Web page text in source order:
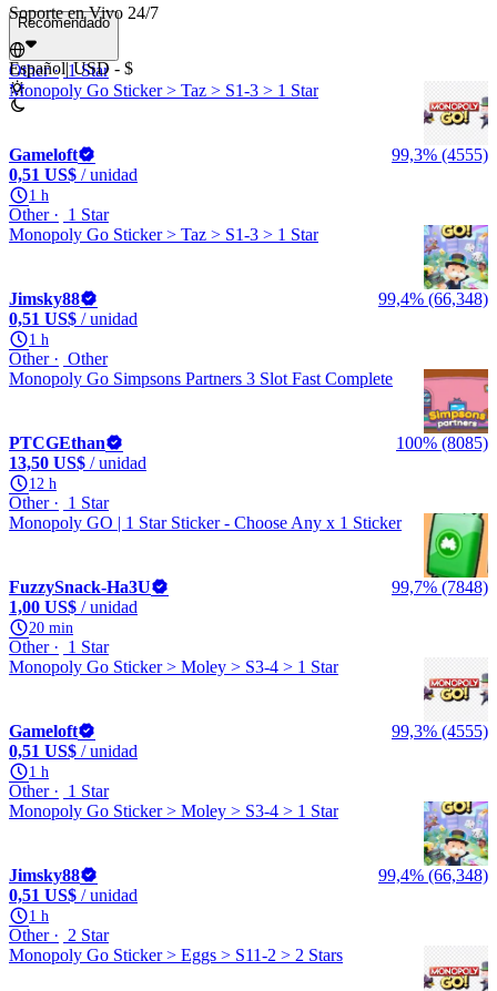
Soporte en Vivo 24/7
Español|USD - $
Recomendado
Other 1 Star
Monopoly Go Sticker > Taz > S1-3 > 1 Star
Gameloft
99,3% (4555)
0,51 US$ / unidad
1 h
Other
1 Star
Monopoly Go Sticker > Taz > S1-3 > 1 Star
Jimsky88
99,4% (66,348)
0,51 US$ / unidad
1 h
Other
Other
Monopoly Go Simpsons Partners 3 Slot Fast Complete
PTCGEthan
100% (8085)
13,50 US$ / unidad
12 h
Other
1 Star
Monopoly GO | 1 Star Sticker - Choose Any x 1 Sticker
FuzzySnack-Ha3U
99,7% (7848)
1,00 US$ / unidad
20 min
Other
1 Star
Monopoly Go Sticker > Moley > S3-4 > 1 Star
Gameloft
99,3% (4555)
0,51 US$ / unidad
1 h
Other
1 Star
Monopoly Go Sticker > Moley > S3-4 > 1 Star
Jimsky88
99,4% (66,348)
0,51 US$ / unidad
1 h
Other
2 Star
Monopoly Go Sticker > Eggs > S11-2 > 2 Stars